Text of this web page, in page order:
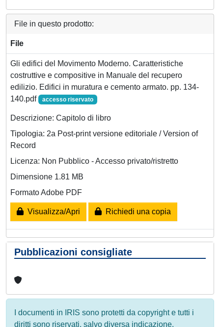
File in questo prodotto:
File
Gli edifici del Movimento Moderno. Caratteristiche
costruttive e compositive in Manuale del recupero
edilizio. Edifici in muratura e cemento armato. pp. 134-
140.pdf
accesso riservato
Descrizione: Capitolo di libro
Tipologia: 2a Post-print versione editoriale / Version of
Record
Licenza: Non Pubblico - Accesso privato/ristretto
Dimensione 1.81 MB
Formato Adobe PDF
Visualizza/Apri Richiedi una copia
Pubblicazioni consigliate
I documenti in IRIS sono protetti da copyright e tutti i
diritti sono riservati, salvo diversa indicazione.